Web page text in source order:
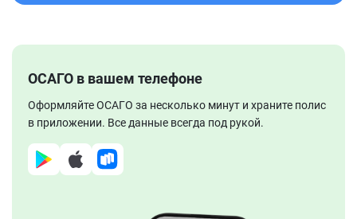
ОСАГО в вашем телефоне
Оформляйте ОСАГО за несколько минут и храните полис
в приложении. Все данные всегда под рукой.